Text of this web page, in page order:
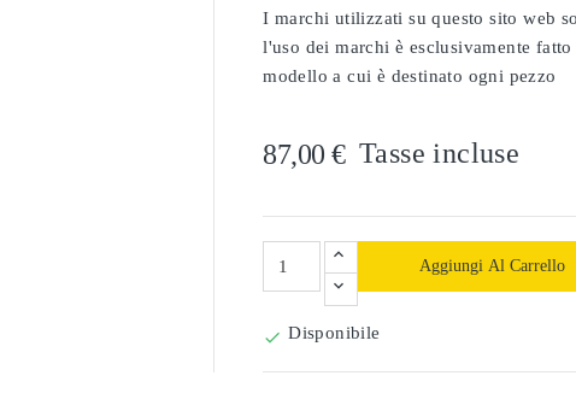
I marchi utilizzati su questo sito web
l'uso dei marchi è esclusivamente
modello a cui è destinato ogni pezzo
87,00 € Tasse incluse
Aggiungi Al Carrello
 Disponibile